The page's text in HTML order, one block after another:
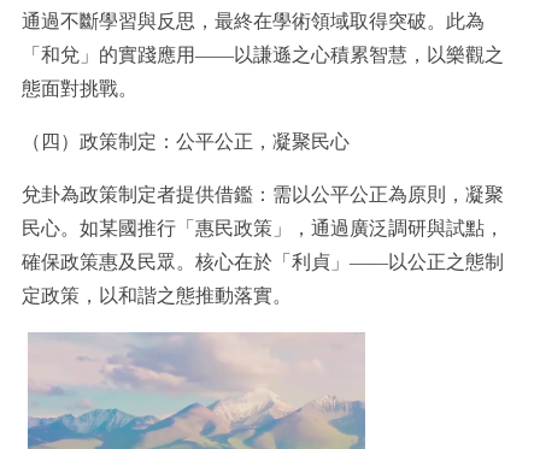
通過不斷學習與反思，最終在學術領域取得突破。此為
「和兌」的實踐應用——以謙遜之心積累智慧，以樂觀之
態面對挑戰。
（四）政策制定：公平公正，凝聚民心
兌卦為政策制定者提供借鑑：需以公平公正為原則，凝聚
民心。如某國推行「惠民政策」，通過廣泛調研與試點，
確保政策惠及民眾。核心在於「利貞」——以公正之態制
定政策，以和諧之態推動落實。